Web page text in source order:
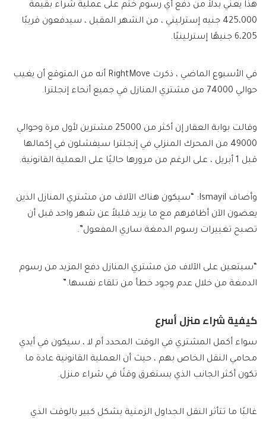
هذا يعني بدلاً من دفع أي رسوم ختم على عملية شراء بقيمة
425،000 جنيه إسترليني ، من الشهر المقبل ، سيدفعون قريبًا
6،205 جنيهًا إسترلينيًا.
في الأسبوع الماضي ، ذكرت RightMove أنه من المتوقع أن يغيب
حوالي 74000 من مشتري المنازل في جميع أنحاء إنجلترا.
وقالت بوابة العقار إن أكثر من 25000 مشترين لأول مرة وحوالي
49000 من المحرك المنزلي في إنجلترا سيفشلون في إكمالها
قبل 1 أبريل ، على الرغم من مرورها حاليًا على العملية القانونية.
وأضاف Ismayil: “سيكون هناك الآلاف من مشتري المنازل الذين
يعضون الآن أظافرهم مع ما يزيد قليلاً عن شهر واحد قبل أن
تصبح تغييرات رسوم الدمغة ساري المفعول”.
“سيتعين على الآلاف من مشتري المنازل دفع المزيد من رسوم
الدمغة من خلال عدم وجود خطأ من تلقاء نفسها.”
كيفية شراء منزل أسرع
سواء أكمل المشتري في الوقت المحدد أم لا ، سيكون في أيدي
محامي النقل الخاص بهم ، حيث أن العملية القانونية عادة ما
تكون أكثر الجانب الذي يستغرق وقتًا في شراء منزل.
غالبًا ما تتأثر النقل الجداول الزمنية بشكل كبير بالوقت الذي